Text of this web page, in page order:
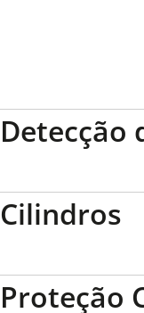
Detecção
Cilindros
Proteção